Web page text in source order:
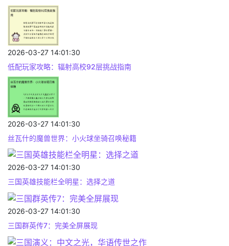
2026-03-27 14:01:30
低配玩家攻略：辐射高校92层挑战指南
2026-03-27 14:01:30
丝瓦什的魔兽世界：小火球坐骑召唤秘籍
2026-03-27 14:01:30
三国英雄技能栏全明星：选择之道
2026-03-27 14:01:30
三国群英传7：完美全屏展现